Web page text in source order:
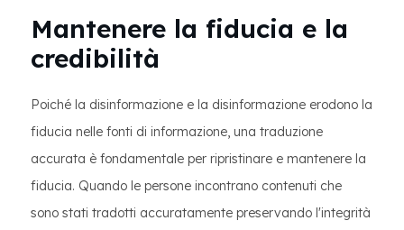
Mantenere la fiducia e la
credibilità
Poiché la disinformazione e la disinformazione erodono la
fiducia nelle fonti di informazione, una traduzione
accurata è fondamentale per ripristinare e mantenere la
fiducia. Quando le persone incontrano contenuti che
sono stati tradotti accuratamente preservando l'integrità